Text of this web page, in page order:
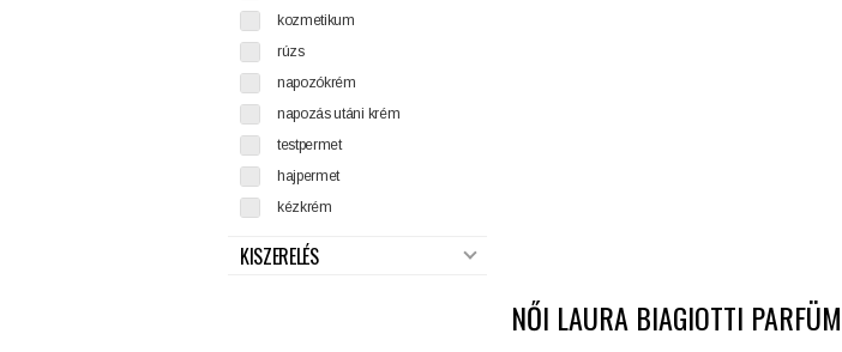
kozmetikum
rúzs
napozókrém
napozás utáni krém
testpermet
hajpermet
kézkrém
KISZERELÉS
NŐI LAURA BIAGIOTTI PARFÜM